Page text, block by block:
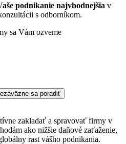
podnikanie najvhodnejšia v
s odborníkom.
sa Vám ozveme
sa poradiť
zakladať a spravovať firmy v
ako nižšie daňové zaťaženie,
rast vášho podnikania.